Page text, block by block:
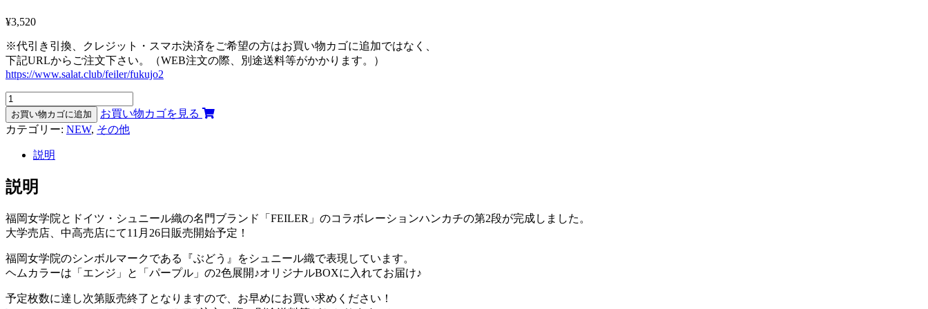
¥3,520
※代引き引換、クレジット・スマホ決済をご希望の方はお買い物カゴに追加ではなく、
下記URLからご注文下さい。（WEB注文の際、別途送料等がかかります。）
https://www.salat.club/feiler/fukujo2
FEILER
フ
ェ
ハ
ン
カ
チ
(エ
ン
ジ)
お買い物カゴに追加
お買い物カゴを見る
カテゴリー: NEW, その他
説明
説明
福岡女学院とドイツ・シュニール織の名門ブランド「FEILER」のコラボレーションハンカチの第2段が完成しました。
大学売店、中高売店にて11月26日販売開始予定！
福岡女学院のシンボルマークである『ぶどう』をシュニール織で表現しています。
ヘムカラーは「エンジ」と「パープル」の2色展開♪オリジナルBOXに入れてお届け♪
予定枚数に達し次第販売終了となりますので、お早めにお買い求めください！